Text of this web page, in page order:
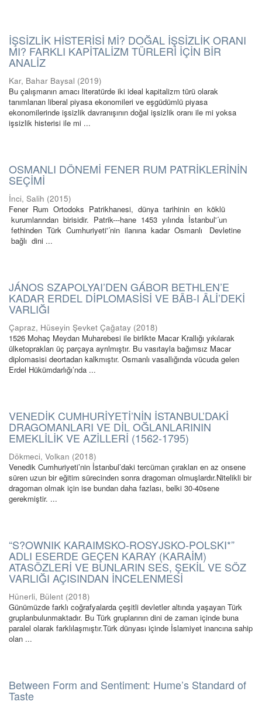
İŞSİZLİK HİSTERİSİ Mİ? DOĞAL İŞSİZLİK ORANI
MI? FARKLI KAPİTALİZM TÜRLERİ İÇİN BİR
ANALİZ
Kar, Bahar Baysal (2019)
Bu çalışmanın amacı literatürde iki ideal kapitalizm türü olarak
tanımlanan liberal piyasa ekonomileri ve eşgüdümlü piyasa
ekonomilerinde işsizlik davranışının doğal işsizlik oranı ile mi yoksa
işsizlik histerisi ile mi ...
OSMANLI DÖNEMİ FENER RUM PATRİKLERİNİN
SEÇİMİ
İnci, Salih (2015)
Fener Rum Ortodoks Patrikhanesi, dünya tarihinin en köklü
kurumlarından birisidir. Patrik-­--hane 1453 yılında İstanbul'´un
fethinden Türk Cumhuriyeti'´nin ilanına kadar Osmanlı Devletine
bağlı dini ...
JÁNOS SZAPOLYAI’DEN GÁBOR BETHLEN’E
KADAR ERDEL DİPLOMASİSİ VE BÂB-I ÂLİ’DEKİ
VARLIĞI
Çapraz, Hüseyin Şevket Çağatay (2018)
1526 Mohaç Meydan Muharebesi ile birlikte Macar Krallığı yıkılarak
ülketoprakları üç parçaya ayrılmıştır. Bu vasıtayla bağımsız Macar
diplomasisi deortadan kalkmıştır. Osmanlı vasallığında vücuda gelen
Erdel Hükümdarlığı’nda ...
VENEDİK CUMHURİYETİ’NİN İSTANBUL’DAKİ
DRAGOMANLARI VE DİL OĞLANLARININ
EMEKLİLİK VE AZİLLERİ (1562-1795)
Dökmeci, Volkan (2018)
Venedik Cumhuriyeti’nin İstanbul’daki tercüman çırakları en az onsene
süren uzun bir eğitim sürecinden sonra dragoman olmuşlardır.Nitelikli bir
dragoman olmak için ise bundan daha fazlası, belki 30-40sene
gerekmiştir. ...
“S?OWNIK KARAIMSKO-ROSYJSKO-POLSKI*”
ADLI ESERDE GEÇEN KARAY (KARAİM)
ATASÖZLERİ VE BUNLARIN SES, ŞEKİL VE SÖZ
VARLIĞI AÇISINDAN İNCELENMESİ
Hünerli, Bülent (2018)
Günümüzde farklı coğrafyalarda çeşitli devletler altında yaşayan Türk
gruplarıbulunmaktadır. Bu Türk gruplarının dini de zaman içinde buna
paralel olarak farklılaşmıştır.Türk dünyası içinde İslamiyet inancına sahip
olan ...
Between Form and Sentiment: Hume’s Standard of
Taste